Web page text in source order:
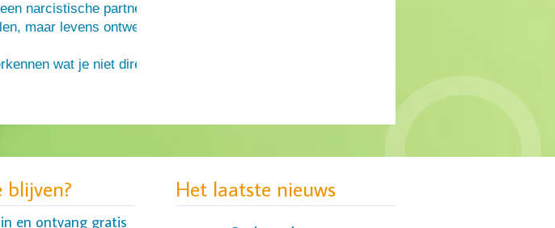
narcistische partner
maar levens ontwerpen
wat je niet direct ziet
en ontvang gratis
Het laatste nieuws
MIND: gebrek aan